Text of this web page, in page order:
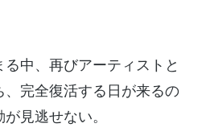
中、再びアーティストと
、完全復活する日が来るの
見逃せない。